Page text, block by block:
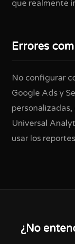
que realmente
Errores
No configurar
Google Ads y
Universal
usar los
¿No